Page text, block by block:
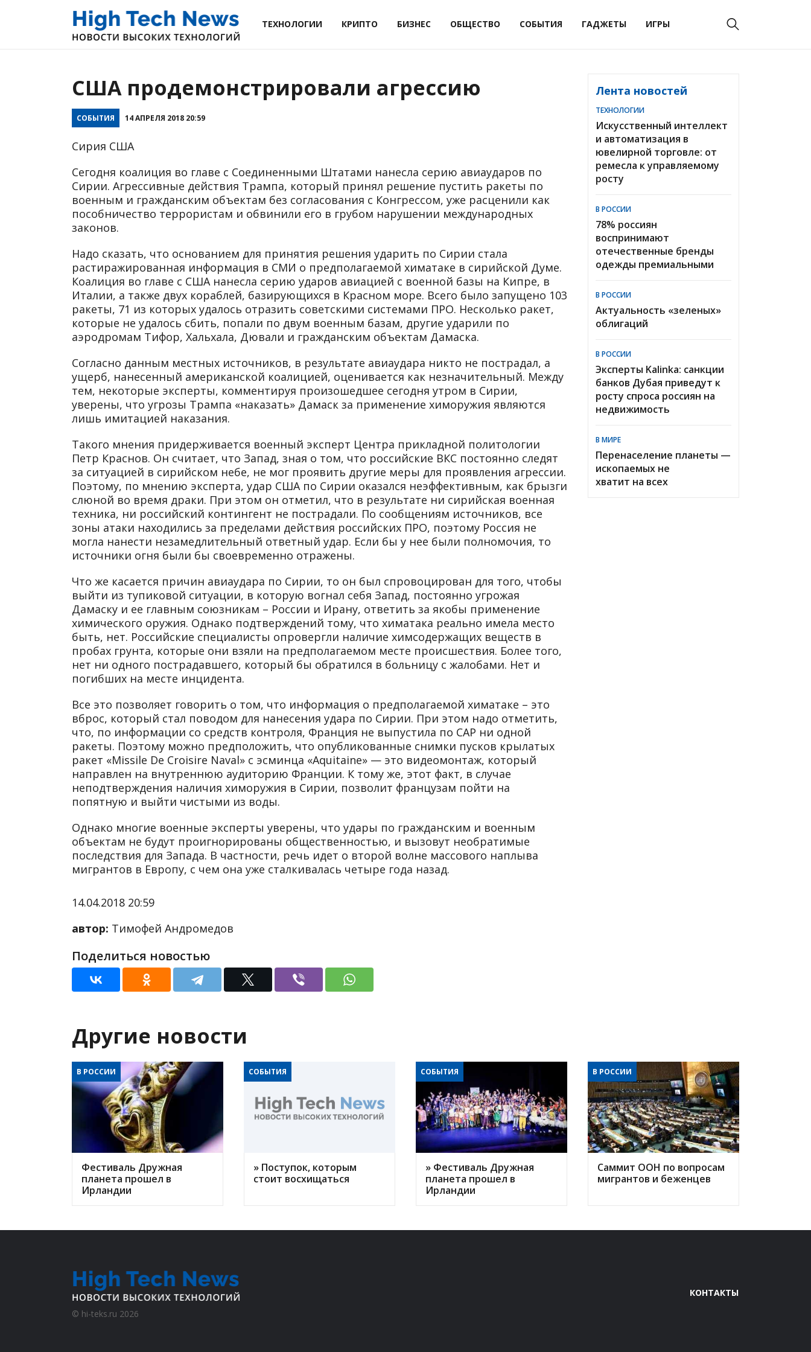
ТЕХНОЛОГИИ КРИПТО БИЗНЕС ОБЩЕСТВО СОБЫТИЯ ГАДЖЕТЫ ИГРЫ
США продемонстрировали агрессию
СОБЫТИЯ 14 АПРЕЛЯ 2018 20:59
Сирия США
Сегодня коалиция во главе с Соединенными Штатами нанесла серию авиаударов по
Сирии. Агрессивные действия Трампа, который принял решение пустить ракеты по
военным и гражданским объектам без согласования с Конгрессом, уже расценили как
пособничество террористам и обвинили его в грубом нарушении международных
законов.
Надо сказать, что основанием для принятия решения ударить по Сирии стала
растиражированная информация в СМИ о предполагаемой химатаке в сирийской Думе.
Коалиция во главе с США нанесла серию ударов авиацией с военной базы на Кипре, в
Италии, а также двух кораблей, базирующихся в Красном море. Всего было запущено 103
ракеты, 71 из которых удалось отразить советскими системами ПРО. Несколько ракет,
которые не удалось сбить, попали по двум военным базам, другие ударили по
аэродромам Тифор, Хальхала, Дювали и гражданским объектам Дамаска.
Согласно данным местных источников, в результате авиаудара никто не пострадал, а
ущерб, нанесенный американской коалицией, оценивается как незначительный. Между
тем, некоторые эксперты, комментируя произошедшее сегодня утром в Сирии,
уверены, что угрозы Трампа «наказать» Дамаск за применение химоружия являются
лишь имитацией наказания.
Такого мнения придерживается военный эксперт Центра прикладной политологии
Петр Краснов. Он считает, что Запад, зная о том, что российские ВКС постоянно следят
за ситуацией в сирийском небе, не мог проявить другие меры для проявления агрессии.
Поэтому, по мнению эксперта, удар США по Сирии оказался неэффективным, как брызги
слюной во время драки. При этом он отметил, что в результате ни сирийская военная
техника, ни российский контингент не пострадали. По сообщениям источников, все
зоны атаки находились за пределами действия российских ПРО, поэтому Россия не
могла нанести незамедлительный ответный удар. Если бы у нее были полномочия, то
источники огня были бы своевременно отражены.
Что же касается причин авиаудара по Сирии, то он был спровоцирован для того, чтобы
выйти из тупиковой ситуации, в которую вогнал себя Запад, постоянно угрожая
Дамаску и ее главным союзникам – России и Ирану, ответить за якобы применение
химического оружия. Однако подтверждений тому, что химатака реально имела место
быть, нет. Российские специалисты опровергли наличие химсодержащих веществ в
пробах грунта, которые они взяли на предполагаемом месте происшествия. Более того,
нет ни одного пострадавшего, который бы обратился в больницу с жалобами. Нет и
погибших на месте инцидента.
Все это позволяет говорить о том, что информация о предполагаемой химатаке – это
вброс, который стал поводом для нанесения удара по Сирии. При этом надо отметить,
что, по информации со средств контроля, Франция не выпустила по САР ни одной
ракеты. Поэтому можно предположить, что опубликованные снимки пусков крылатых
ракет «Missile De Croisire Naval» с эсминца «Aquitaine» — это видеомонтаж, который
направлен на внутреннюю аудиторию Франции. К тому же, этот факт, в случае
неподтверждения наличия химоружия в Сирии, позволит французам пойти на
попятную и выйти чистыми из воды.
Однако многие военные эксперты уверены, что удары по гражданским и военным
объектам не будут проигнорированы общественностью, и вызовут необратимые
последствия для Запада. В частности, речь идет о второй волне массового наплыва
мигрантов в Европу, с чем она уже сталкивалась четыре года назад.
14.04.2018 20:59
автор: Тимофей Андромедов
Поделиться новостью
Лента новостей
ТЕХНОЛОГИИ
Искусственный интеллект
и автоматизация в
ювелирной торговле: от
ремесла к управляемому
росту
В РОССИИ
78% россиян
воспринимают
отечественные бренды
одежды премиальными
В РОССИИ
Актуальность «зеленых»
облигаций
В РОССИИ
Эксперты Kalinka: санкции
банков Дубая приведут к
росту спроса россиян на
недвижимость
В МИРЕ
Перенаселение планеты —
ископаемых не
хватит на всех
Другие новости
В РОССИИ
Фестиваль Дружная
планета прошел в
Ирландии
СОБЫТИЯ
» Поступок, которым
стоит восхищаться
СОБЫТИЯ
» Фестиваль Дружная
планета прошел в
Ирландии
В РОССИИ
Саммит ООН по вопросам
мигрантов и беженцев
© hi-teks.ru 2026
КОНТАКТЫ